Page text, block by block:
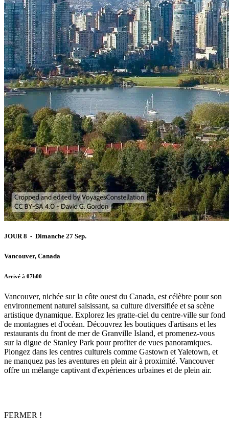
JOUR 8 - Dimanche 27 Sep.
Vancouver, Canada
Arrivé à 07h00
Vancouver, nichée sur la côte ouest du Canada, est célèbre pour son
environnement naturel saisissant, sa culture diversifiée et sa scène
artistique dynamique. Explorez les gratte-ciel du centre-ville sur fond
de montagnes et d'océan. Découvrez les boutiques d'artisans et les
restaurants du front de mer de Granville Island, et promenez-vous
sur la digue de Stanley Park pour profiter de vues panoramiques.
Plongez dans les centres culturels comme Gastown et Yaletown, et
ne manquez pas les aventures en plein air à proximité. Vancouver
offre un mélange captivant d'expériences urbaines et de plein air.
FERMER !